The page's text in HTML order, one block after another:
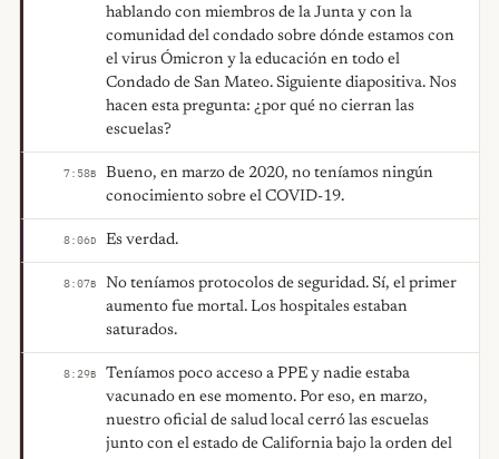
hablando con miembros de la Junta y con la
comunidad del condado sobre dónde estamos con
el virus Ómicron y la educación en todo el
Condado de San Mateo. Siguiente diapositiva. Nos
hacen esta pregunta: ¿por qué no cierran las
escuelas?
7:58B
Bueno, en marzo de 2020, no teníamos ningún
conocimiento sobre el COVID-19.
8:06D Es verdad.
8:07B
No teníamos protocolos de seguridad. Sí, el primer
aumento fue mortal. Los hospitales estaban
saturados.
8:29B
Teníamos poco acceso a PPE y nadie estaba
vacunado en ese momento. Por eso, en marzo,
nuestro oficial de salud local cerró las escuelas
junto con el estado de California bajo la orden del